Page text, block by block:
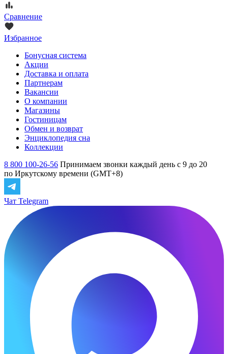
Сравнение
Избранное
Бонусная система
Акции
Доставка и оплата
Партнерам
Вакансии
О компании
Магазины
Гостиницам
Обмен и возврат
Энциклопедия сна
Коллекции
8 800 100-26-56 Принимаем звонки каждый день с 9 до 20
по Иркутскому времени (GMT+8)
Чат Telegram